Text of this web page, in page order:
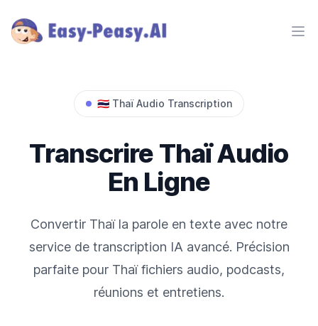
🇹🇭 Thaï Audio Transcription
Transcrire ThaïAudio
En Ligne
Convertir Thaï la parole en texte avec notre
service de transcription IA avancé. Précision
parfaite pour Thaï fichiers audio, podcasts,
réunions et entretiens.